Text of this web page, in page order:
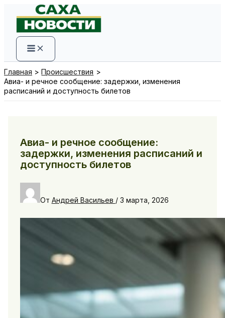
содержимому
Главная
Происшествия
Авиа- и речное сообщение: задержки, изменения
расписаний и доступность билетов
Авиа- и речное сообщение:
задержки, изменения расписаний и
доступность билетов
От Андрей Васильев / 3 марта, 2026